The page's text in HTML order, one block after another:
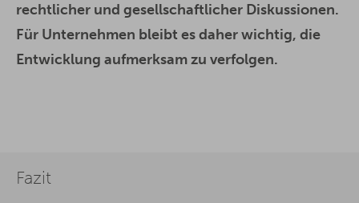
rechtlicher und gesellschaftlicher Diskussionen.
Für Unternehmen bleibt es daher wichtig, die
Entwicklung aufmerksam zu verfolgen.
Fazit